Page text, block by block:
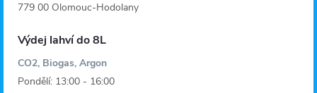
779 00 Olomouc-Hodolany
Výdej lahví do 8L
CO2, Biogas, Argon
Pondělí: 13:00 - 16:00